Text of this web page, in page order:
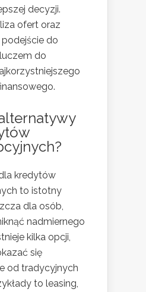
decyzji.
ofert oraz
do
do
kredytów
to istotny
dla osób,
nadmiernego
kilka opcji,
się
od tradycyjnych
to leasing,